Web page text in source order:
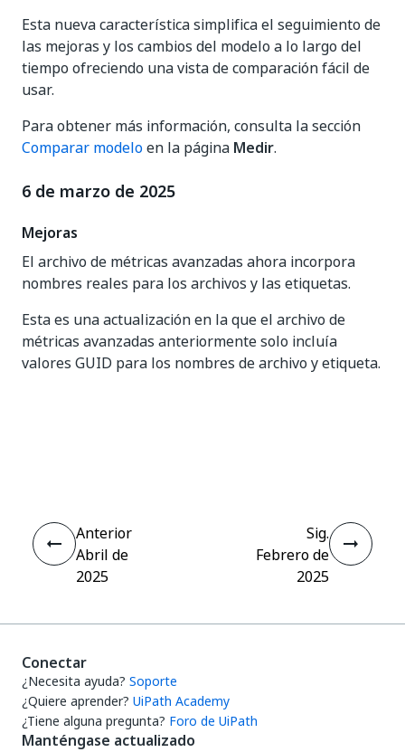
Esta nueva característica simplifica el seguimiento de
las mejoras y los cambios del modelo a lo largo del
tiempo ofreciendo una vista de comparación fácil de
usar.
Para obtener más información, consulta la sección
Comparar modeloen la página Medir.
6 de marzo de 2025
Mejoras
El archivo de métricas avanzadas ahora incorpora
nombres reales para los archivos y las etiquetas.
Esta es una actualización en la que el archivo de
métricas avanzadas anteriormente solo incluía
valores GUID para los nombres de archivo y etiqueta.
Anterior
Abril de
2025
Sig.
Febrero de
2025
Conectar
¿Necesita ayuda? Soporte
¿Quiere aprender? UiPath Academy
¿Tiene alguna pregunta? Foro de UiPath
Manténgase actualizado